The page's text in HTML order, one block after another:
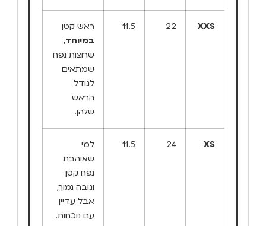
XXS
22
11.5
ראש קטן
במיוחד,
שרוצות נפח
שמתאים
לגודל
הראש
שלהן.
XS
24
11.5
למי
שאוהבת
נפח קטן
וגובה נמוך,
אבל עדיין
עם נוכחות.